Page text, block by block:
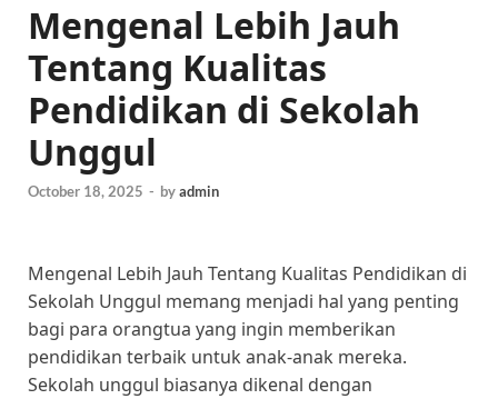
Mengenal Lebih Jauh
Tentang Kualitas
Pendidikan di Sekolah
Unggul
October 18, 2025 - byadmin
Mengenal Lebih Jauh Tentang Kualitas Pendidikan di
Sekolah Unggul memang menjadi hal yang penting
bagi para orangtua yang ingin memberikan
pendidikan terbaik untuk anak-anak mereka.
Sekolah unggul biasanya dikenal dengan